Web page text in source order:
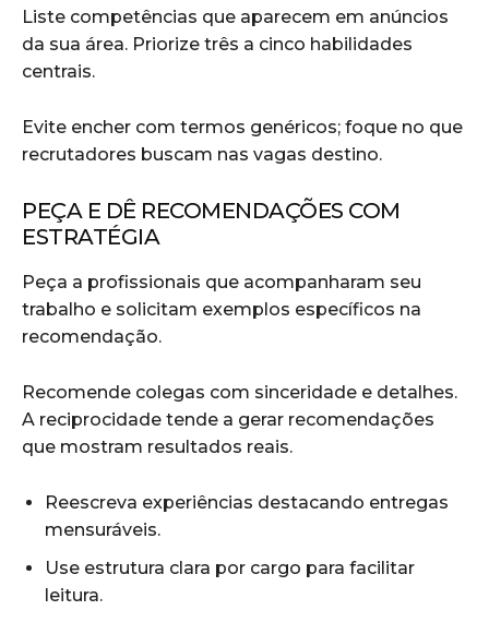
Liste competências que aparecem em anúncios
da sua área. Priorize três a cinco habilidades
centrais.
Evite encher com termos genéricos; foque no que
recrutadores buscam nas vagas destino.
PEÇA E DÊ RECOMENDAÇÕES COM
ESTRATÉGIA
Peça a profissionais que acompanharam seu
trabalho e solicitam exemplos específicos na
recomendação.
Recomende colegas com sinceridade e detalhes.
A reciprocidade tende a gerar recomendações
que mostram resultados reais.
Reescreva experiências destacando entregas
mensuráveis.
Use estrutura clara por cargo para facilitar
leitura.